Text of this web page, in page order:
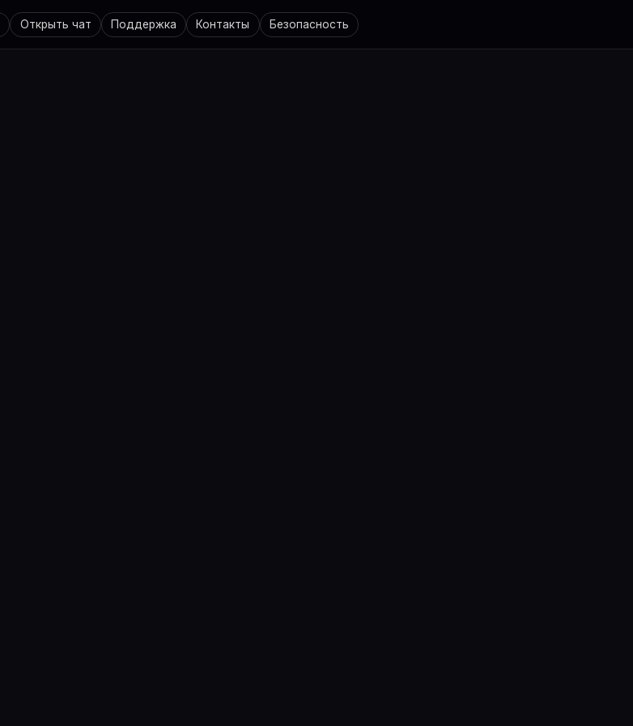
Открыть чат Поддержка Контакты Безопасность